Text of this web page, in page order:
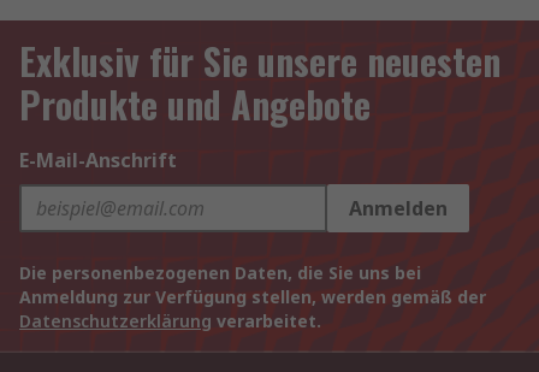
Exklusiv für Sie unsere neuesten
Produkte und Angebote
E-Mail-Anschrift
Anmelden
Die personenbezogenen Daten, die Sie uns bei
Anmeldung zur Verfügung stellen, werden gemäß der
Datenschutzerklärung verarbeitet.